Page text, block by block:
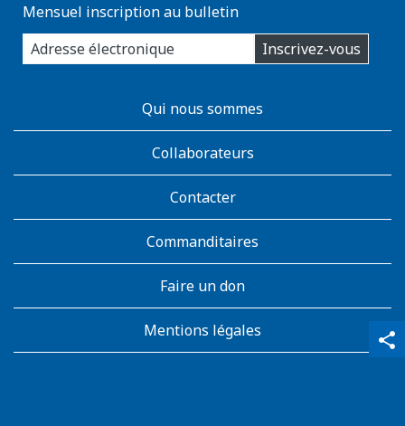
share
qr_code_scanner
content_copy
Mensuel inscription au bulletin
enter
you
email
Inscrivez-vous
AboutKidsHealthQui nous sommes
Collaborateurs
Contacter
Commanditaires
Faire un don
Mentions légales